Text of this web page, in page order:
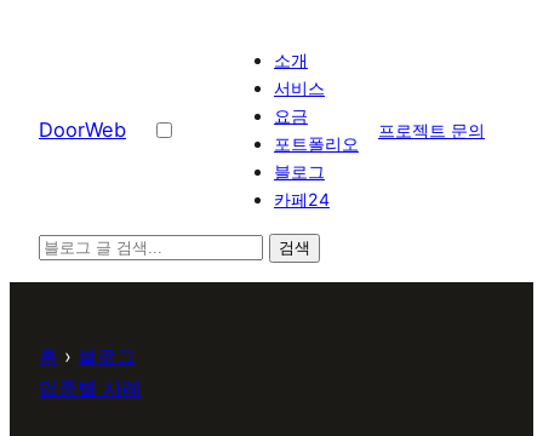
DoorWeb
소개
서비스
요금
포트폴리오
블로그
카페24
프로젝트 문의
검색
홈 › 블로그
업종별 사례